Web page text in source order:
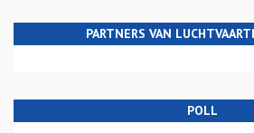
PARTNERS VAN
POLL